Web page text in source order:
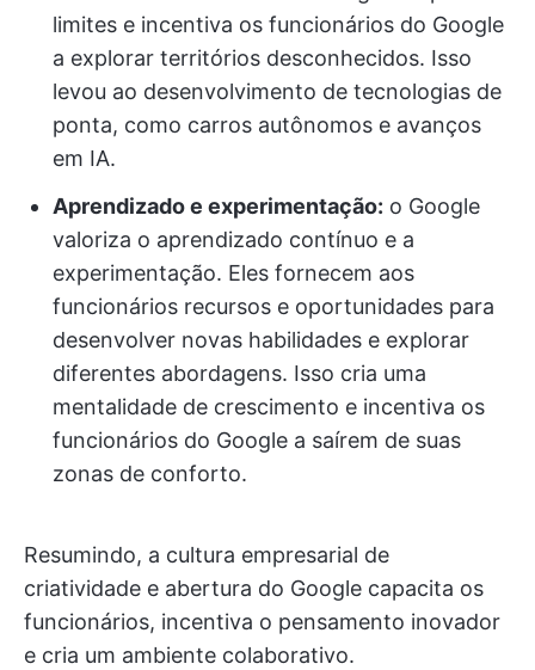
limites e incentiva os funcionários do Google
a explorar territórios desconhecidos. Isso
levou ao desenvolvimento de tecnologias de
ponta, como carros autônomos e avanços
em IA.
Aprendizado e experimentação: o Google
valoriza o aprendizado contínuo e a
experimentação. Eles fornecem aos
funcionários recursos e oportunidades para
desenvolver novas habilidades e explorar
diferentes abordagens. Isso cria uma
mentalidade de crescimento e incentiva os
funcionários do Google a saírem de suas
zonas de conforto.
Resumindo, a cultura empresarial de
criatividade e abertura do Google capacita os
funcionários, incentiva o pensamento inovador
e cria um ambiente colaborativo.